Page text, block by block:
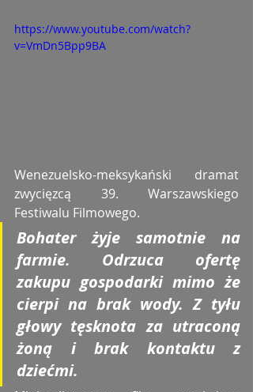
https://www.youtube.com/watch?
v=VmDn5Bpp9BA
Wenezuelsko-meksykański dramat
zwycięzcą 39. Warszawskiego
Festiwalu Filmowego.
Bohater żyje samotnie na
farmie. Odrzuca ofertę
zakupu gospodarki mimo że
cierpi na brak wody. Z tyłu
głowy tęsknota za utraconą
żoną i brak kontaktu z
dziećmi.